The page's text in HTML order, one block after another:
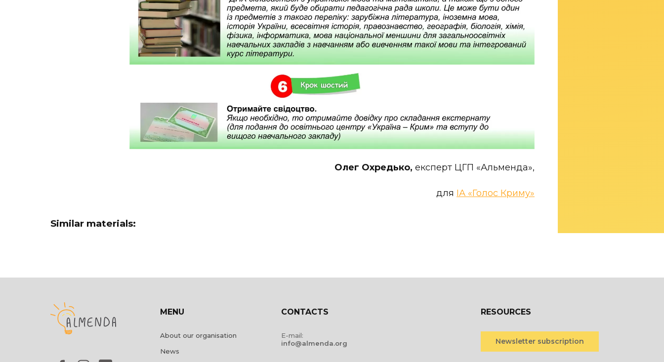
Олег Охредько, експерт ЦГП «Альменда»,
для ІА «Голос Криму»
Similar materials:
MENU
About our organisation
News
CONTACTS
E-mail:
info@almenda.org
RESOURCES
Newsletter subscription